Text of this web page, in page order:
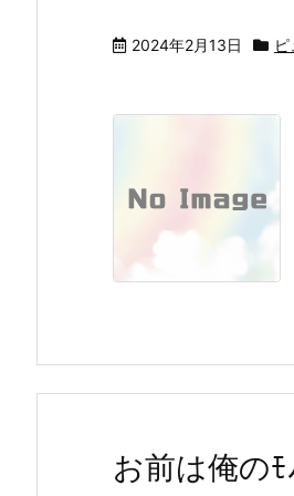
2024年2月13日
お前は俺の